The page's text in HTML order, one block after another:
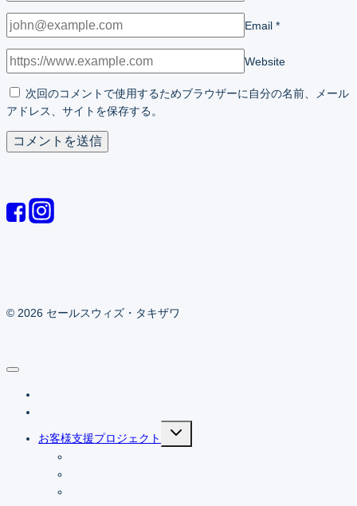
Email *
Website
次回のコメントで使用するためブラウザーに自分の名前、メール
アドレス、サイトを保存する。
© 2026 セールスウィズ・タキザワ
お客様支援プロジェクト
Expand